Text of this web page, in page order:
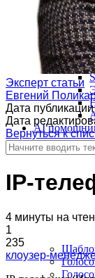
AI
Эксперт статьи
Евгений
Дата публикации
Дата
Вернуться к
IP-
4 минуты на
1
235
клоузер-